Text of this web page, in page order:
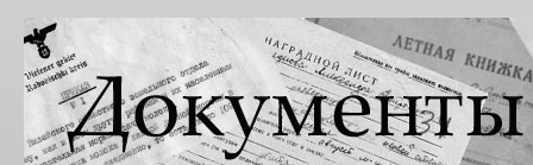
Документы
XX века
Всемирная
история в
Интернете